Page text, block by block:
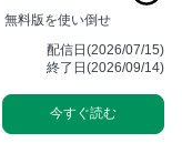
料版を使い倒せ
配信日(2026/07/15)
終了日(2026/09/14)
今すぐ読む